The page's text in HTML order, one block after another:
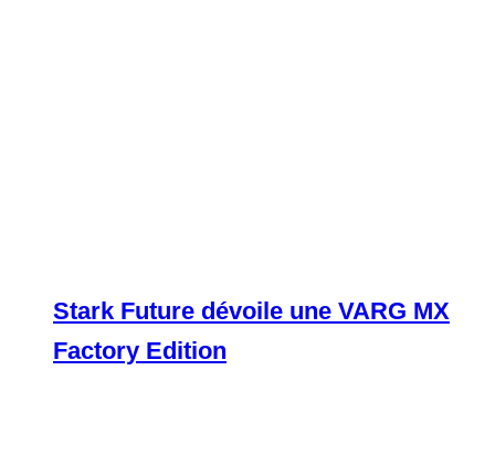
Stark Future dévoile une VARG MX
Factory Edition